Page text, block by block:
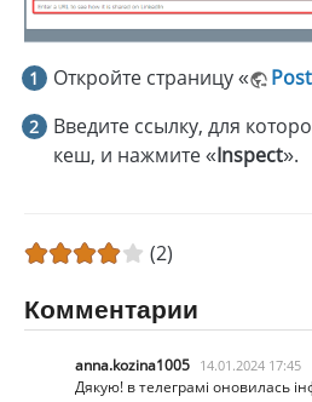
Откройте страницу «
Введите ссылку, для
кеш, и нажмите «Inspect».
(2)
Комментарии
anna.kozina1005 14.01.2024 17:45
Дякую! в телеграмі оновилась